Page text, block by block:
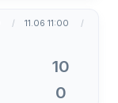
11.06 11:00
10
0